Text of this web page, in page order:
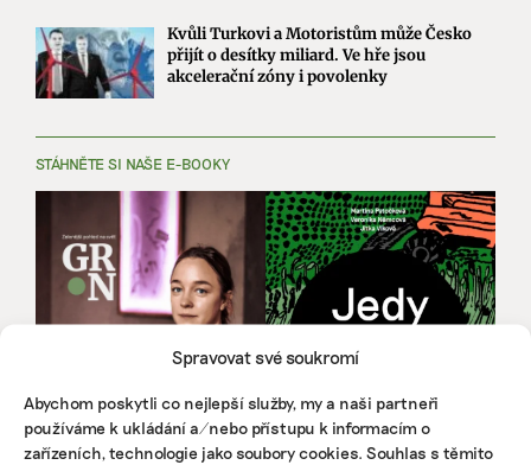
Spravovat své soukromí
Abychom poskytli co nejlepší služby, my a naši partneři
používáme k ukládání a/nebo přístupu k informacím o
zařízeních, technologie jako soubory cookies. Souhlas s těmito
Kvůli Turkovi a Motoristům může Česko
přijít o desítky miliard. Ve hře jsou
akcelerační zóny i povolenky
STÁHNĚTE SI NAŠE E-BOOKY